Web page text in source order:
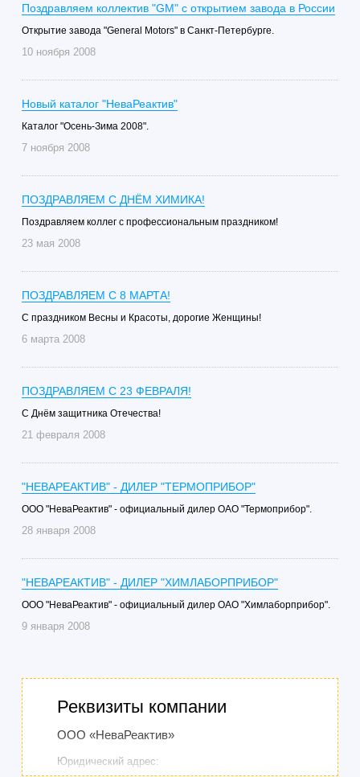
Поздравляем коллектив "GM" с открытием завода в России
Открытие завода "General Motors" в Санкт-Петербурге.
10 ноября 2008
Новый каталог "НеваРеактив"
Каталог "Осень-Зима 2008".
7 ноября 2008
ПОЗДРАВЛЯЕМ С ДНЁМ ХИМИКА!
Поздравляем коллег с профессиональным праздником!
23 мая 2008
ПОЗДРАВЛЯЕМ С 8 МАРТА!
С праздником Весны и Красоты, дорогие Женщины!
6 марта 2008
ПОЗДРАВЛЯЕМ С 23 ФЕВРАЛЯ!
C Днём защитника Отечества!
21 февраля 2008
"НЕВАРЕАКТИВ" - ДИЛЕР "ТЕРМОПРИБОР"
ООО "НеваРеактив" - официальный дилер ОАО "Термоприбор".
28 января 2008
"НЕВАРЕАКТИВ" - ДИЛЕР "ХИМЛАБОРПРИБОР"
ООО "НеваРеактив" - официальный дилер ОАО "Химлаборприбор".
9 января 2008
Реквизиты компании
ООО «НеваРеактив»
Юридический адрес: